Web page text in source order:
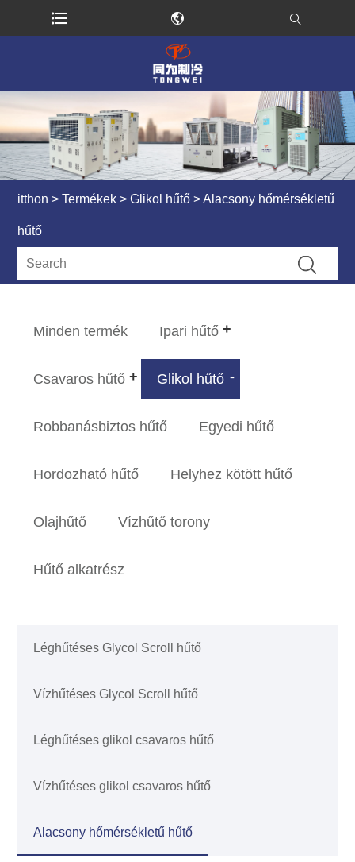
itthon > Termékek >Glikol hűtő > Alacsony hőmérsékletű
hűtő
Minden termék Ipari hűtő
Csavaros hűtő Glikol hűtő
Robbanásbiztos hűtő Egyedi hűtő
Hordozható hűtő Helyhez kötött hűtő
Olajhűtő Vízhűtő torony
Hűtő alkatrész
Léghűtéses Glycol Scroll hűtő
Vízhűtéses Glycol Scroll hűtő
Léghűtéses glikol csavaros hűtő
Vízhűtéses glikol csavaros hűtő
Alacsony hőmérsékletű hűtő